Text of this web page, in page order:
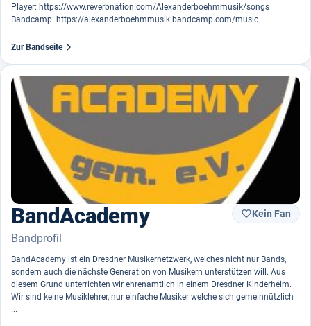
Player: https://www.reverbnation.com/Alexanderboehmmusik/songs
Bandcamp: https://alexanderboehmmusik.bandcamp.com/music
Zur Bandseite
BandAcademy
Bandprofil
Kein Fan
BandAcademy ist ein Dresdner Musikernetzwerk, welches nicht nur Bands,
sondern auch die nächste Generation von Musikern unterstützen will. Aus
diesem Grund unterrichten wir ehrenamtlich in einem Dresdner Kinderheim.
Wir sind keine Musiklehrer, nur einfache Musiker welche sich gemeinnützlich
...